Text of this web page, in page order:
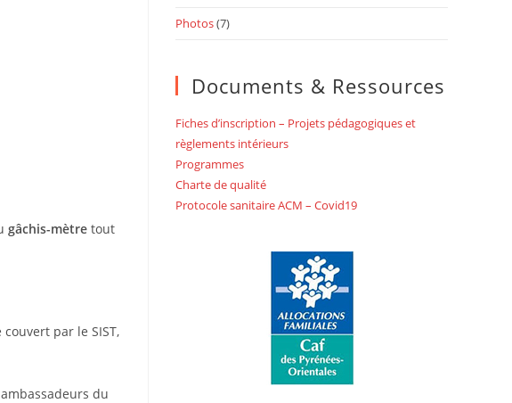
gâchis-mètre tout
par le SIST,
du
Photos(7)
Documents & Ressources
Fiches d’inscription – Projets pédagogiques et
règlements intérieurs
Programmes
Charte de qualité
Protocole sanitaire ACM – Covid19